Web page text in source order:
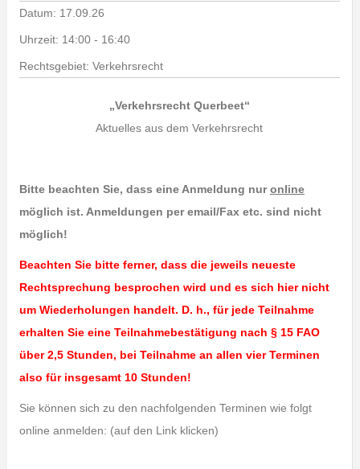
Datum: 17.09.26
Uhrzeit: 14:00 - 16:40
Rechtsgebiet: Verkehrsrecht
„Verkehrsrecht Querbeet“
Aktuelles aus dem Verkehrsrecht
Bitte beachten Sie, dass eine Anmeldung nuronline
möglich ist. Anmeldungen per email/Fax etc. sind nicht
möglich!
Beachten Sie bitte ferner, dass die jeweils neueste
Rechtsprechung besprochen wird und es sich hier nicht
um Wiederholungen handelt. D. h., für jede Teilnahme
erhalten Sie eine Teilnahmebestätigung nach § 15 FAO
über 2,5 Stunden, bei Teilnahme an allen vier Terminen
also für insgesamt 10 Stunden!
Sie können sich zu den nachfolgenden Terminen wie folgt
online anmelden: (auf den Link klicken)